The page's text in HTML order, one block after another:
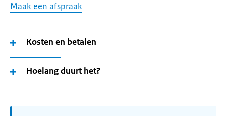
Maak een afspraak
Kosten en betalen
Hoelang duurt het?